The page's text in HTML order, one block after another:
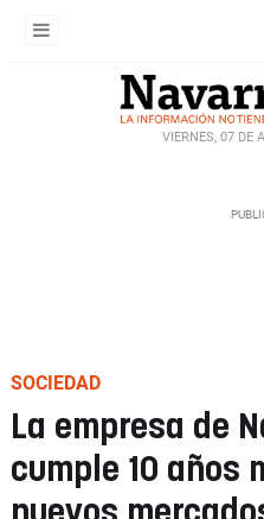
VIERNES, 07 DE
SOCIEDAD
La empresa de
cumple 10 años